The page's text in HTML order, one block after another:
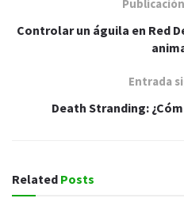
Controlar un águila en Red
Entrada
Death Stranding:
Related Posts